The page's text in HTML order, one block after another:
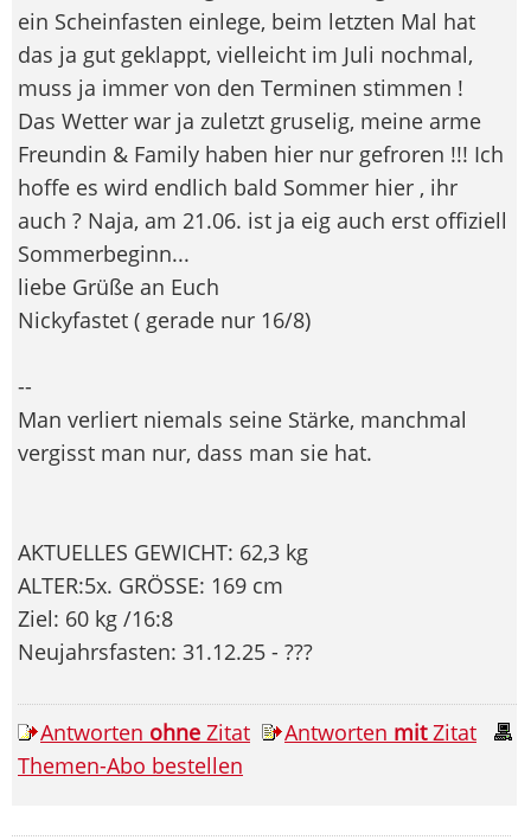
ein Scheinfasten einlege, beim letzten Mal hat
das ja gut geklappt, vielleicht im Juli nochmal,
muss ja immer von den Terminen stimmen !
Das Wetter war ja zuletzt gruselig, meine arme
Freundin & Family haben hier nur gefroren !!! Ich
hoffe es wird endlich bald Sommer hier , ihr
auch ? Naja, am 21.06. ist ja eig auch erst offiziell
Sommerbeginn...
liebe Grüße an Euch
Nickyfastet ( gerade nur 16/8)
--
Man verliert niemals seine Stärke, manchmal
vergisst man nur, dass man sie hat.
AKTUELLES GEWICHT: 62,3 kg
ALTER:5x. GRÖSSE: 169 cm
Ziel: 60 kg /16:8
Neujahrsfasten: 31.12.25 - ???
Antworten ohne Zitat Antworten mitZitat
Themen-Abo bestellen